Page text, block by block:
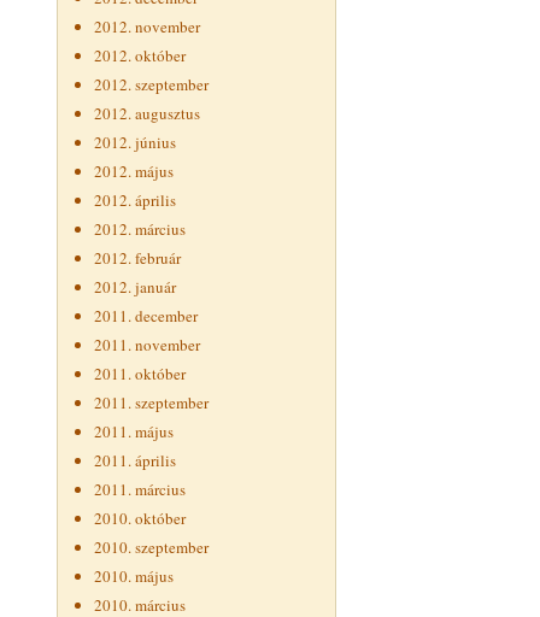
2012. november
2012. október
2012. szeptember
2012. augusztus
2012. június
2012. május
2012. április
2012. március
2012. február
2012. január
2011. december
2011. november
2011. október
2011. szeptember
2011. május
2011. április
2011. március
2010. október
2010. szeptember
2010. május
2010. március